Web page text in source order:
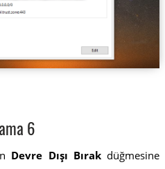
6
Devre Dışı Bırak düğmesine